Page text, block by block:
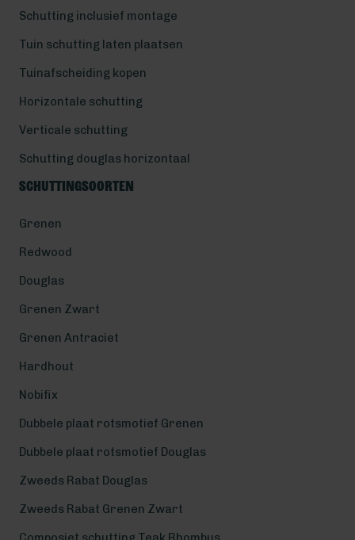
Schutting inclusief montage
Tuin schutting laten plaatsen
Tuinafscheiding kopen
Horizontale schutting
Verticale schutting
Schutting douglas horizontaal
Schuttingsoorten
Grenen
Redwood
Douglas
Grenen Zwart
Grenen Antraciet
Hardhout
Nobifix
Dubbele plaat rotsmotief Grenen
Dubbele plaat rotsmotief Douglas
Zweeds Rabat Douglas
Zweeds Rabat Grenen Zwart